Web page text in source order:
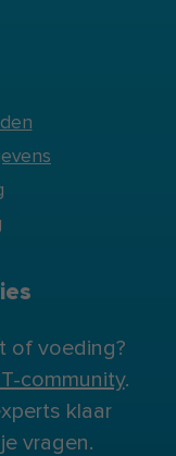
of voeding?
community.
klaar
vragen.